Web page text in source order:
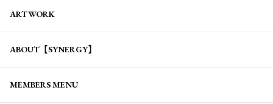
ARTWORK
ABOUT【SYNERGY】
MEMBERS MENU